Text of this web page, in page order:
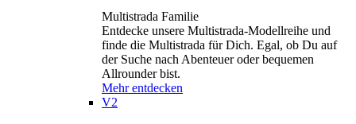
Multistrada Familie
Entdecke unsere Multistrada-Modellreihe und
finde die Multistrada für Dich. Egal, ob Du auf
der Suche nach Abenteuer oder bequemen
Allrounder bist.
Mehr entdecken
V2